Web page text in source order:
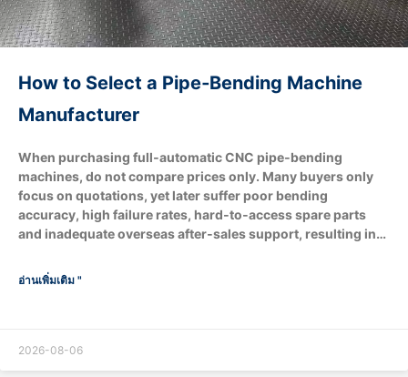
How to Select a Pipe‑Bending Machine
Manufacturer
When purchasing full‑automatic CNC pipe‑bending
machines, do not compare prices only. Many buyers only
focus on quotations, yet later suffer poor bending
accuracy, high failure rates, hard‑to‑access spare parts
and inadequate overseas after‑sales support, resulting in
machine manufacturer shall match your tube‑processing
supplying standard regular‑version machines. Verify real
manufacturing capacity and avoid trading middlemen
อ่านเพิ่มเติม "
2026-08-06